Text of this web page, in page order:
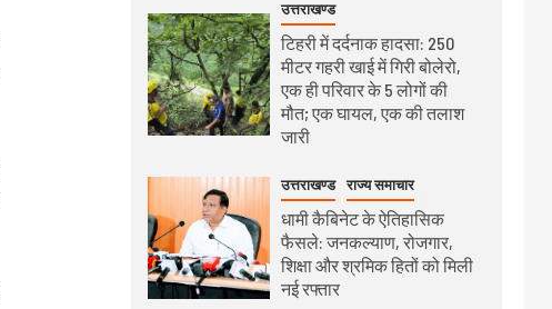
उत्तराखण्ड
टिहरी में दर्दनाक हादसा: 250
मीटर गहरी खाई में गिरी बोलेरो,
एक ही परिवार के 5 लोगों की
मौत; एक घायल, एक की तलाश
जारी
उत्तराखण्ड राज्य समाचार
धामी कैबिनेट के ऐतिहासिक
फैसले: जनकल्याण, रोजगार,
शिक्षा और श्रमिक हितों को मिली
नई रफ्तार